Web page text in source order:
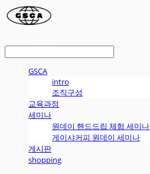
GSCA
intro
조직구성
교육과정
세미나
원데이 핸드드립 체험 세미나
게이샤커피 원데이 세미나
게시판
shopping